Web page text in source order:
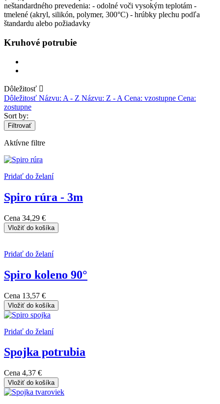
neštandardného prevedenia: - odolné voči vysokým teplotám -
tmelené (akryl, silikón, polymer, 300°C) - hrúbky plechu podľa
štandardu alebo požiadavky
Kruhové potrubie
Dôležitosť 
Dôležitosť Názvu: A - Z Názvu: Z - A Cena: vzostupne Cena:
zostupne
Sort by:
Filtrovať
Aktívne filtre
Pridať do želaní
Spiro rúra - 3m
Cena 34,29 €
Vložiť do košíka
Pridať do želaní
Spiro koleno 90°
Cena 13,57 €
Vložiť do košíka
Pridať do želaní
Spojka potrubia
Cena 4,37 €
Vložiť do košíka